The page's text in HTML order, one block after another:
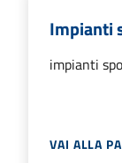
Impianti
impianti
VAI ALLA